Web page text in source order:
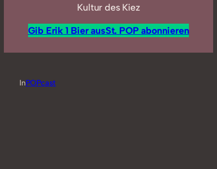
Kultur des Kiez
Gib Erik 1 Bier ausSt. POP abonnieren
InPOPcast